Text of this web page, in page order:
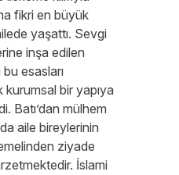
fikri en büyük
yaşattı. Sevgi
inşa edilen
bu esasları
bir yapıya
Batı’dan mülhem
aile bireylerinin
ziyade
İslami